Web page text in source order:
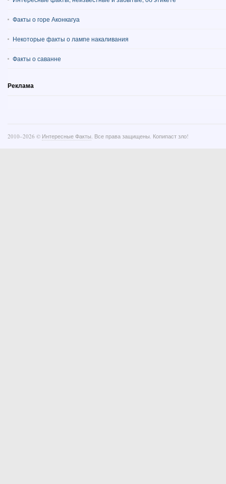
Факты о горе Аконкагуа
Некоторые факты о лампе накаливания
Факты о саванне
Реклама
2010–2026 © Интересные Факты. Все права защищены. Копипаст зло!